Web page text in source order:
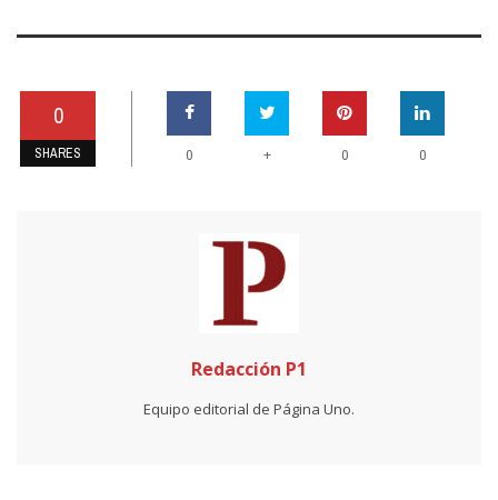
0
SHARES 0 + 0 0
Redacción P1
Equipo editorial de Página Uno.